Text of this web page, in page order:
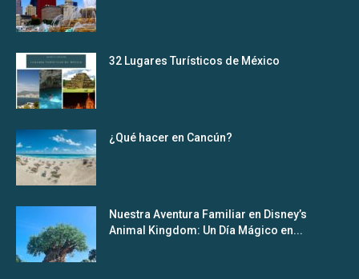
32 Lugares Turísticos de México
¿Qué hacer en Cancún?
Nuestra Aventura Familiar en Disney’s
Animal Kingdom: Un Día Mágico en...